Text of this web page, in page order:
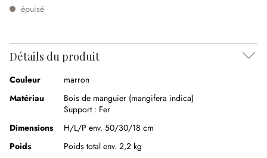
épuisé
Détails du produit
Couleur
marron
Matériau
Bois de manguier (mangifera indica)
Support : Fer
Dimensions
H/L/P env. 50/30/18 cm
Poids
Poids total env. 2,2 kg